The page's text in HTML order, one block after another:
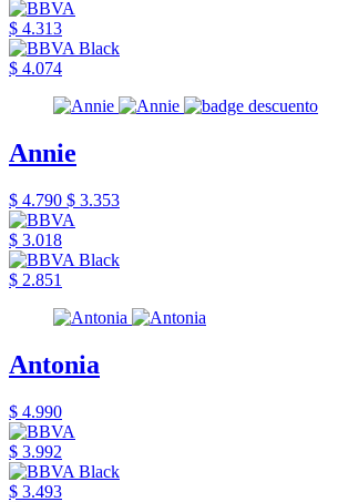
$ 4.313
$ 4.074
Annie
$ 4.790 $ 3.353
$ 3.018
$ 2.851
Antonia
$ 4.990
$ 3.992
$ 3.493